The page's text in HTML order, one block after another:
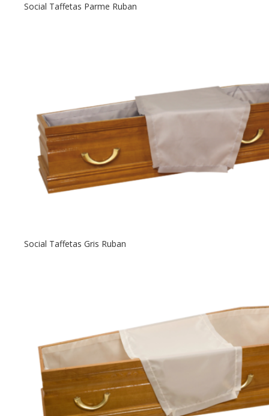
Social Taffetas Parme Ruban
Social Taffetas Gris Ruban